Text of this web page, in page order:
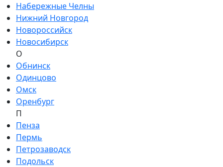
Набережные Челны
Нижний Новгород
Новороссийск
Новосибирск
О
Обнинск
Одинцово
Омск
Оренбург
П
Пенза
Пермь
Петрозаводск
Подольск